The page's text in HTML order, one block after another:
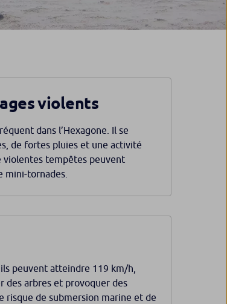
violents
dans l’Hexagone. Il se
de fortes pluies et une activité
violentes tempêtes peuvent
mini-tornades.
peuvent atteindre 119 km/h,
des arbres et provoquer des
risque de submersion marine et de